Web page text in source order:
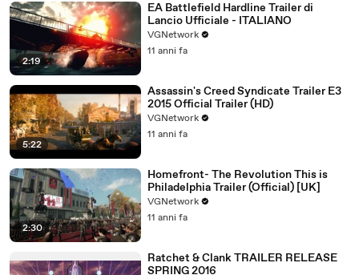
2:19
EA Battlefield Hardline Trailer di
Lancio Ufficiale - ITALIANO
VGNetwork
11 anni fa
5:22
Assassin's Creed Syndicate Trailer E3
2015 Official Trailer (HD)
VGNetwork
11 anni fa
2:30
Homefront- The Revolution This is
Philadelphia Trailer (Official) [UK]
VGNetwork
11 anni fa
Ratchet & Clank TRAILER RELEASE
SPRING 2016